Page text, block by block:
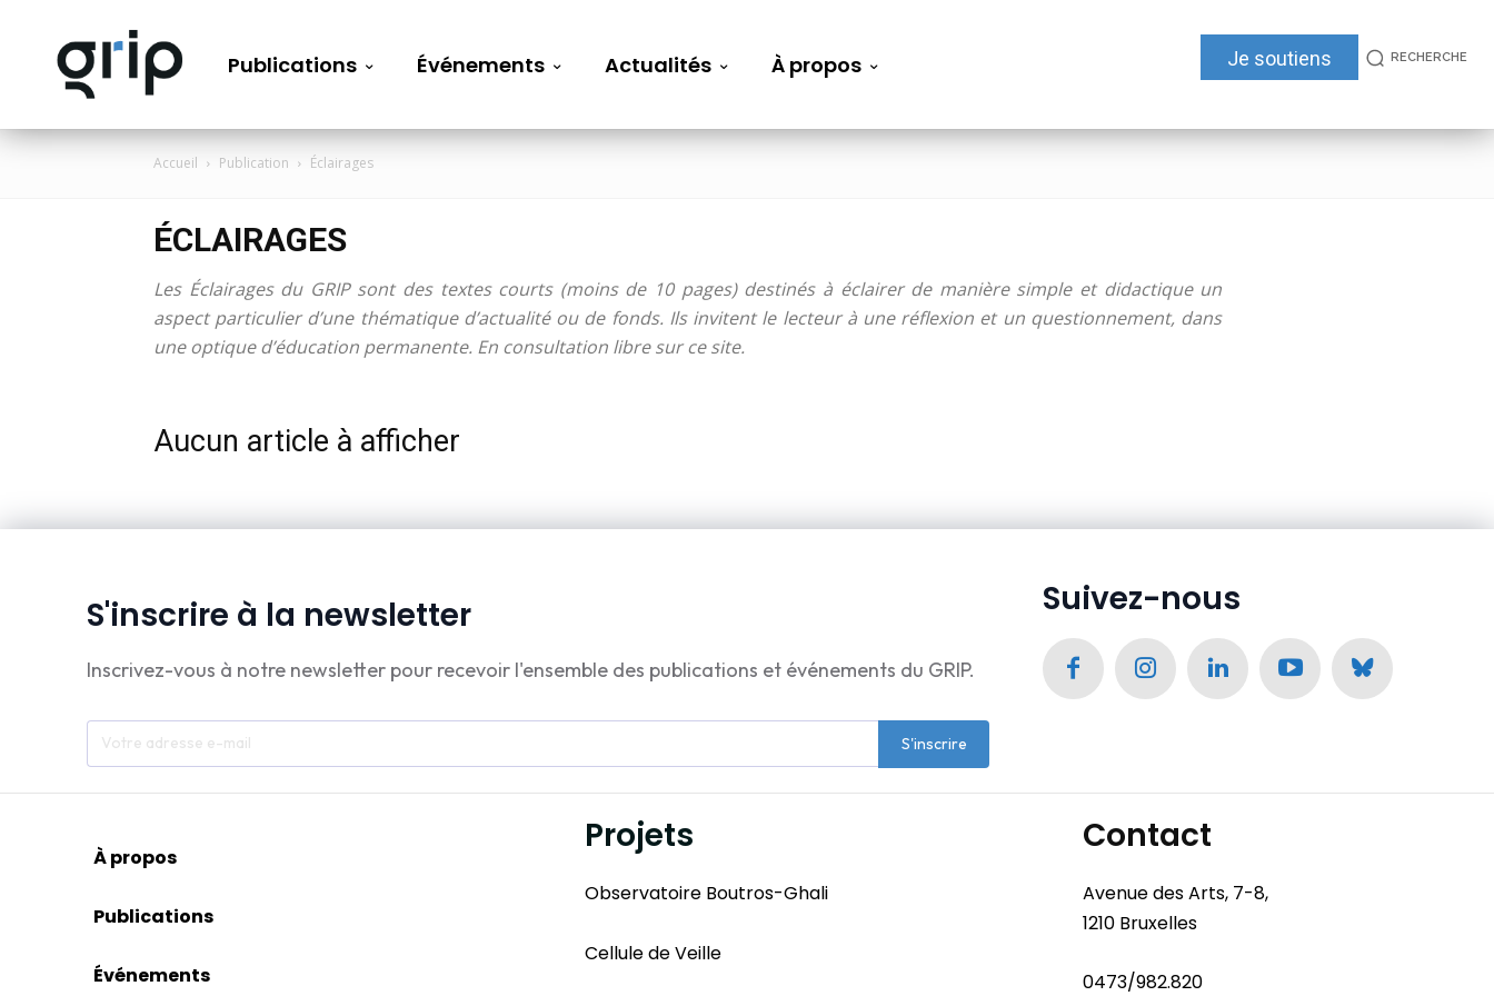
Publications Événements Actualités À propos Je soutiens RECHERCHE
Accueil Publication Éclairages
ÉCLAIRAGES
Les Éclairages du GRIP sont des textes courts (moins de 10 pages) destinés à éclairer de manière simple et didactique un
aspect particulier d’une thématique d’actualité ou de fonds. Ils invitent le lecteur à une réflexion et un questionnement, dans
une optique d’éducation permanente. En consultation libre sur ce site.
Aucun article à afficher
S'inscrire à la newsletter
Inscrivez-vous à notre newsletter pour recevoir l'ensemble des publications et événements du GRIP.
S'inscrire
Suivez-nous
À propos
Publications
Événements
Projets
Observatoire Boutros-Ghali
Cellule de Veille
Contact
Avenue des Arts, 7-8,
1210 Bruxelles
0473/982.820